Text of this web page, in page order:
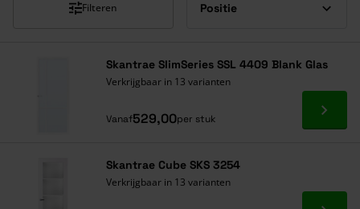
Filteren
Skantrae SlimSeries SSL 4409 Blank Glas
Verkrijgbaar in 13 varianten
Vanaf529,00per stuk Ga
Skantrae Cube SKS 3254
Verkrijgbaar in 13 varianten